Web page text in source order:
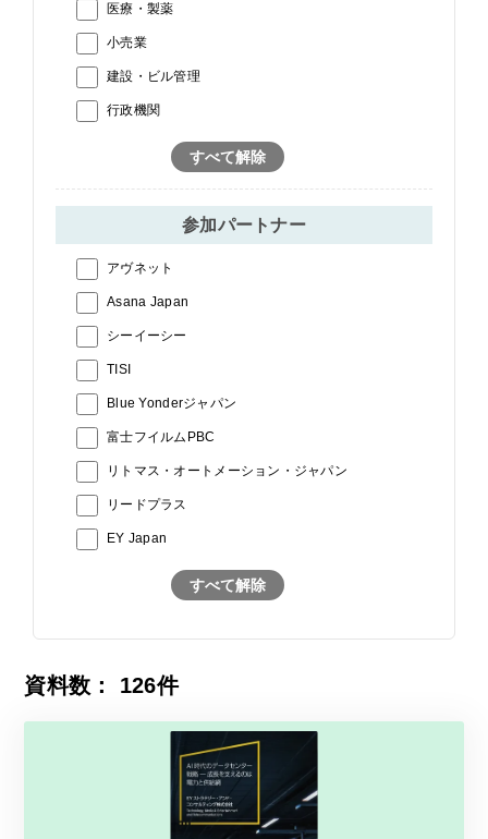
医療・製薬
小売業
建設・ビル管理
行政機関
すべて解除
参加パートナー
アヴネット
Asana Japan
シーイーシー
TISI
Blue Yonderジャパン
富士フイルムPBC
リトマス・オートメーション・ジャパン
リードプラス
EY Japan
すべて解除
資料数： 126件